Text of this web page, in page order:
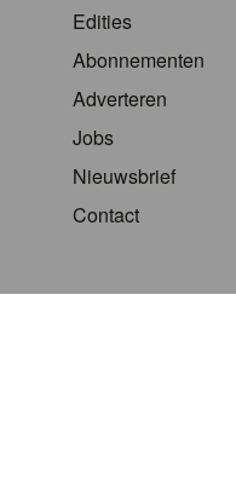
Edities
Abonnementen
Adverteren
Jobs
Nieuwsbrief
Contact